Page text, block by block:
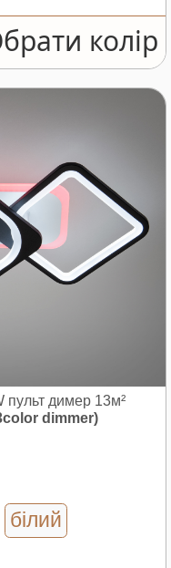
колір
пульт димер 13м²
dimmer)
білий